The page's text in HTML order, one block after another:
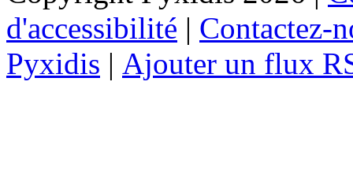
d'accessibilité | Contactez-
Pyxidis | Ajouter un flux